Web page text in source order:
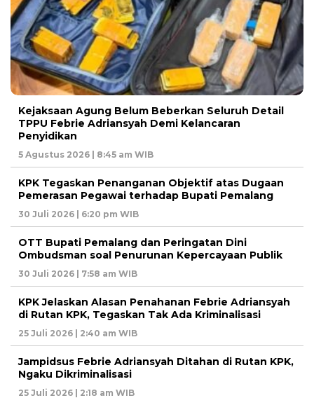
Kejaksaan Agung Belum Beberkan Seluruh Detail
TPPU Febrie Adriansyah Demi Kelancaran
Penyidikan
5 Agustus 2026 | 8:45 am WIB
KPK Tegaskan Penanganan Objektif atas Dugaan
Pemerasan Pegawai terhadap Bupati Pemalang
30 Juli 2026 | 6:20 pm WIB
OTT Bupati Pemalang dan Peringatan Dini
Ombudsman soal Penurunan Kepercayaan Publik
30 Juli 2026 | 7:58 am WIB
KPK Jelaskan Alasan Penahanan Febrie Adriansyah
di Rutan KPK, Tegaskan Tak Ada Kriminalisasi
25 Juli 2026 | 2:40 am WIB
Jampidsus Febrie Adriansyah Ditahan di Rutan KPK,
Ngaku Dikriminalisasi
25 Juli 2026 | 2:18 am WIB